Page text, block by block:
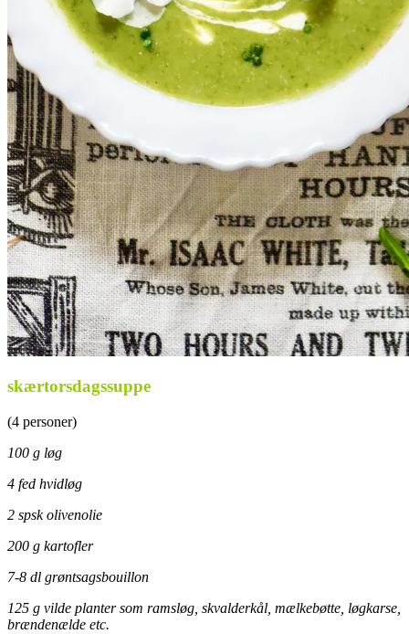
skærtorsdagssuppe
(4 personer)
100 g løg
4 fed hvidløg
2 spsk olivenolie
200 g kartofler
7-8 dl grøntsagsbouillon
125 g vilde planter som ramsløg, skvalderkål, mælkebøtte, løgkarse,
brændenælde etc.